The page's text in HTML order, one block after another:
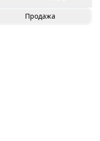
Продажа